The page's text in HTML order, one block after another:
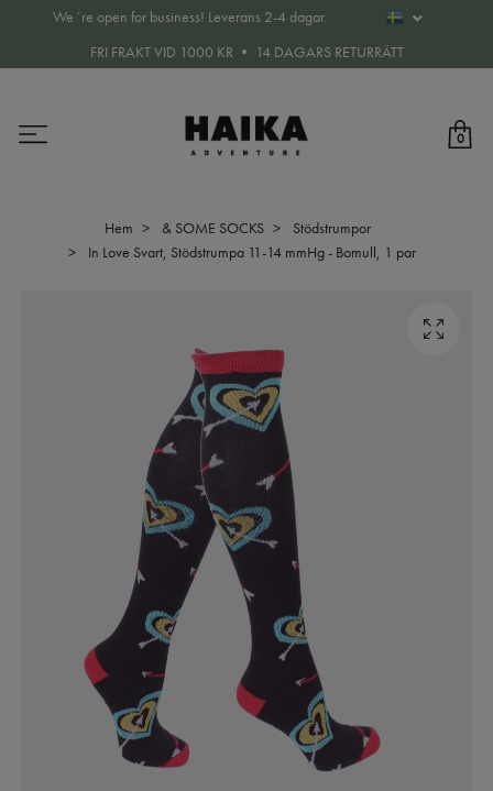
We´re open for business! Leverans 2-4 dagar.
FRI FRAKT VID 1000 KR • 14 DAGARS RETURRÄTT
0
Hem & SOME SOCKS
Stödstrumpor
In Love Svart, Stödstrumpa 11-14 mmHg - Bomull, 1 par